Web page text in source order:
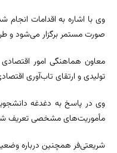
وی با اشاره به اقدامات انجام
صورت مستمر برگزار می‌شود و
معاون هماهنگی امور
تولیدی و ارتقای تاب‌آوری
وی در پاسخ به دغدغه
مأموریت‌های مشخصی تعریف
شریعتی‌فر همچنین درباره